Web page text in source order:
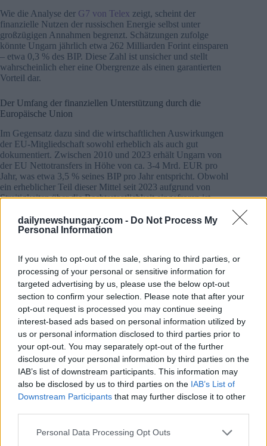
dailynewshungary.com - Do Not Process My
Personal Information
If you wish to opt-out of the sale, sharing to third parties, or
processing of your personal or sensitive information for
targeted advertising by us, please use the below opt-out
section to confirm your selection. Please note that after your
opt-out request is processed you may continue seeing
interest-based ads based on personal information utilized by
us or personal information disclosed to third parties prior to
your opt-out. You may separately opt-out of the further
disclosure of your personal information by third parties on the
IAB’s list of downstream participants. This information may
also be disclosed by us to third parties on the IAB’s List of
Downstream Participants that may further disclose it to other
Please note that this website/app uses one or more Google
Personal Data Processing Opt Outs
Wie die Analyse der G7 von Telex zeigt, scheint der
finanzielle Nutzen der russischen Energie selbst unter
großzügigen Annahmen begrenzt. Schätzungen zufolge
könnte Ungarn jährlich etwa 262 Milliarden Forint einsparen
– etwa 0,3 % des BIP. Diese Zahl ist unsicher und stellt
wahrscheinlich eher eine Obergrenze als einen garantierten
Vorteil dar.
Der Umfang der finanziellen Unterstützung durch die
Europäische Union
Im Gegensatz dazu sind die wirtschaftlichen Auswirkungen
der EU-Mitgliedschaft sowohl erheblich als auch gut
dokumentiert. Zwischen 2010 und 2023 erhält Ungarn von
der EU Nettotransfers in Höhe von ca. 3-4 Mrd. EUR pro
Jahr, was etwa 3,5 % seines BIP pro Jahr entspricht. Obwohl
ein erheblicher Teil dieser Mittel seit 2023 aufgrund von
Streitigkeiten über die Rechtsstaatlichkeit eingefroren ist,
Rund 20 Mrd. EUR an Kohäsions- und Konjunkturmitteln
rückzahlbaren Zuschüssen. Allein diese Zuschüsse machen
etwa 7% des ungarischen BIP aus. Wenn diese Mittel
freigegeben werden, könnten sie das Wirtschaftswachstum in
den kommenden Jahren um 2-3% ankurbeln – weit mehr als
die plausiblen Einsparungen durch verbilligte Energieimporte.
Falls Sie es verpasst haben:Nach Orbáns Niederlage macht
Fico weiter: Die Slowakei will das russische Gasverbot der
EU anfechten. Außerdem finden Sie hierTiszas Pläne für
Ungarns Wirtschaft
. Das ist, was wir bis jetzt wissen.
Eine Frage der langfristigen Prioritäten
Der Vergleich macht ein krasses Ungleichgewicht deutlich.
während die EU-Finanzierung in der Vergangenheit eine